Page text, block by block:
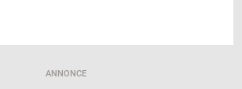
ANNONCE